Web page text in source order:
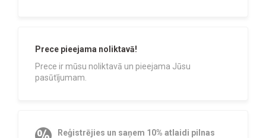
Prece pieejama noliktavā!
Prece ir mūsu noliktavā un pieejama Jūsu
pasūtījumam.
Reģistrējies un saņem 10% atlaidi pilnas